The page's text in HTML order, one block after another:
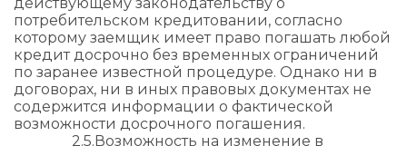
потребительском кредитовании, согласно
которому заемщик имеет право погашать любой
кредит досрочно без временных ограничений
по заранее известной процедуре. Однако ни в
договорах, ни в иных правовых документах не
содержится информации о фактической
возможности досрочного погашения.
2.5.​Возможность на изменение в